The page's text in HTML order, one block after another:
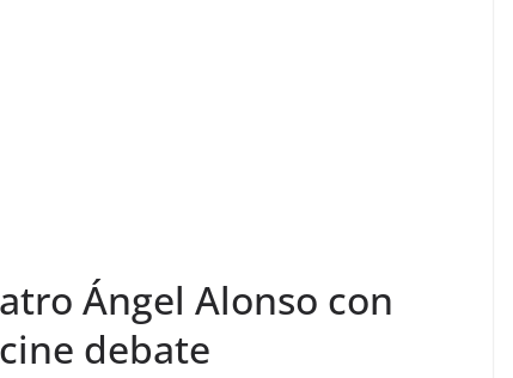
Ángel Alonso con
debate